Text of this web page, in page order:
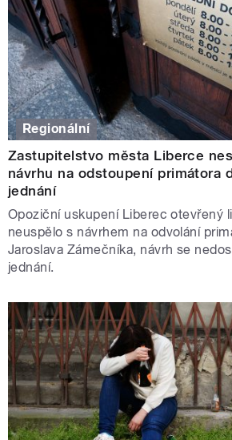
Regionální
Zastupitelstvo města Liberce
návrhu na odstoupení primátora
jednání
Opoziční uskupení Liberec otevřený
neuspělo s návrhem na odvolání
Jaroslava Zámečníka, návrh se
jednání.